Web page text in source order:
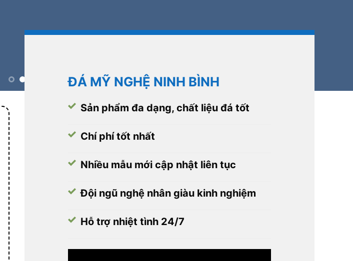
ĐÁ MỸ NGHỆ NINH BÌNH
Sản phẩm đa dạng, chất liệu đá tốt
Chí phí tốt nhất
Nhiều mẫu mới cập nhật liên tục
Đội ngũ nghệ nhân giàu kinh nghiệm
Hỗ trợ nhiệt tình 24/7